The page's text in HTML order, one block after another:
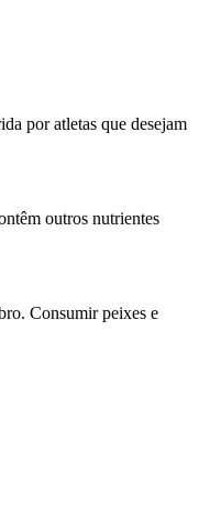
por atletas que desejam
outros nutrientes
Consumir peixes e